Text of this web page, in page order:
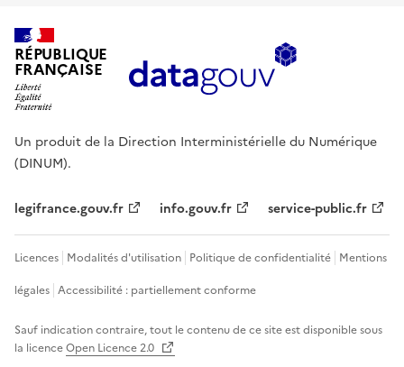
RÉPUBLIQUE
FRANÇAISE
Un produit de la Direction Interministérielle du Numérique
(DINUM).
legifrance.gouv.fr info.gouv.fr service-public.fr
Licences Modalités d'utilisation Politique de confidentialité Mentions
légales Accessibilité : partiellement conforme
Sauf indication contraire, tout le contenu de ce site est disponible sous
la licenceOpen Licence 2.0